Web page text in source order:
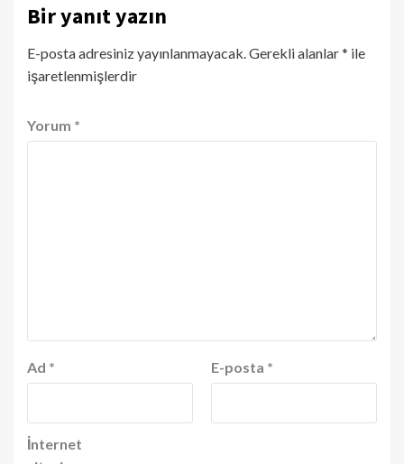
Bir yanıt yazın
E-posta adresiniz yayınlanmayacak.Gerekli alanlar* ile
işaretlenmişlerdir
Yorum *
Ad * E-posta *
İnternet